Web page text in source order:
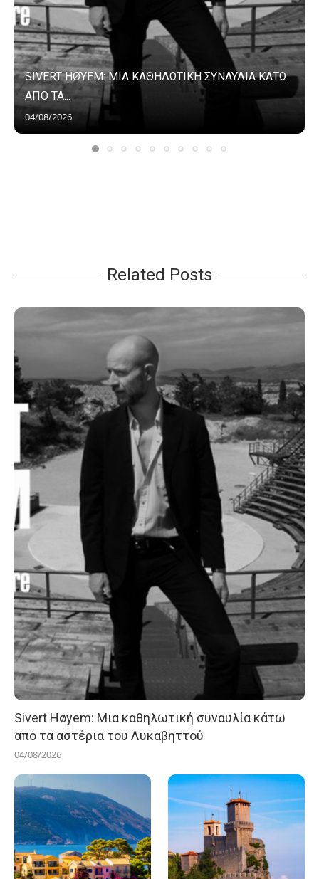
SIVERT HØYEM: ΜΙΑ ΚΑΘΗΛΩΤΙΚΗ ΣΥΝΑΥΛΙΑ ΚΑΤΩ
ΑΠΟ ΤΑ...
04/08/2026
Related Posts
Sivert Høyem: Μια καθηλωτική συναυλία κάτω
από τα αστέρια του Λυκαβηττού
04/08/2026